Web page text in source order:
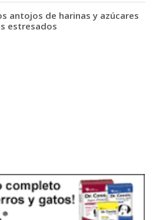
antojos de harinas y azúcares
estresados